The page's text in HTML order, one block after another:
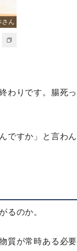
さん
わりです。腸死っ
ですか」と言わん
るのか。
質が常時ある必要